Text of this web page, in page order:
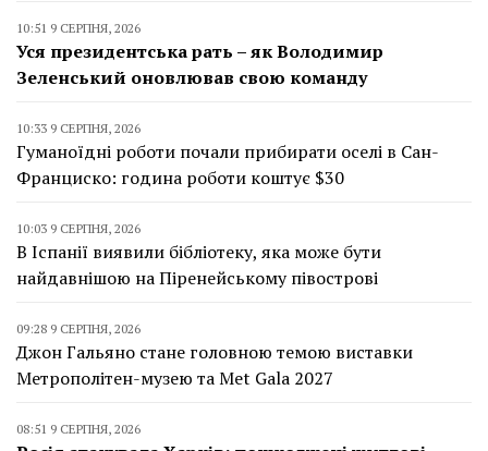
10:51 9 СЕРПНЯ, 2026
Уся президентська рать – як Володимир
Зеленський оновлював свою команду
10:33 9 СЕРПНЯ, 2026
Гуманоїдні роботи почали прибирати оселі в Сан-
Франциско: година роботи коштує $30
10:03 9 СЕРПНЯ, 2026
В Іспанії виявили бібліотеку, яка може бути
найдавнішою на Піренейському півострові
09:28 9 СЕРПНЯ, 2026
Джон Гальяно стане головною темою виставки
Метрополітен-музею та Met Gala 2027
08:51 9 СЕРПНЯ, 2026